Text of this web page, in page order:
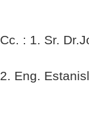
Cc. : 1. Sr.
2. Eng.